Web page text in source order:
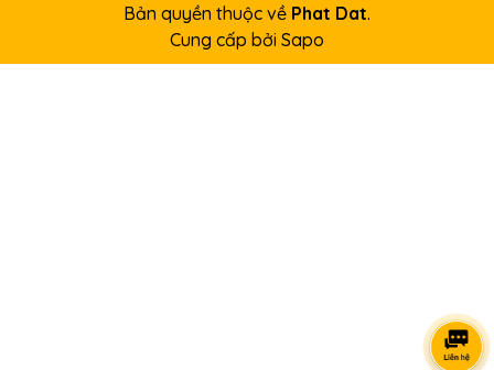
Bản quyền thuộc về Phat Dat.
Cung cấp bởi Sapo